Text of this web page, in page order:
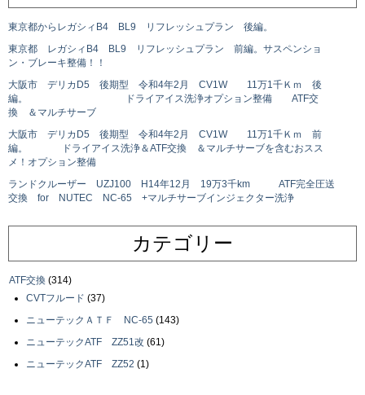
東京都からレガシィB4 BL9 リフレッシュプラン 後編。
東京都 レガシィB4 BL9 リフレッシュプラン 前編。サスペンショ
ン・ブレーキ整備！！
大阪市 デリカD5 後期型 令和4年2月 CV1W 11万1千Ｋｍ 後
編。 ドライアイス洗浄オプション整備 ATF交
換 ＆マルチサーブ
大阪市 デリカD5 後期型 令和4年2月 CV1W 11万1千Ｋｍ 前
編。 ドライアイス洗浄＆ATF交換 ＆マルチサーブを含むおスス
メ！オプション整備
ランドクルーザー UZJ100 H14年12月 19万3千km ATF完全圧送
交換 for NUTEC NC-65 +マルチサーブインジェクター洗浄
カテゴリー
ATF交換 (314)
CVTフルード (37)
ニューテックＡＴＦ NC-65 (143)
ニューテックATF ZZ51改 (61)
ニューテックATF ZZ52 (1)